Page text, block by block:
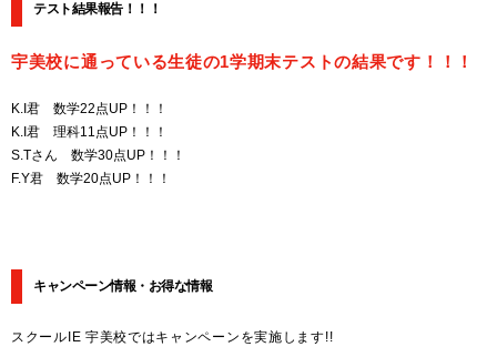
テスト結果報告！！！
宇美校に通っている生徒の1学期末テストの結果です！！！
K.I君 数学22点UP！！！
K.I君 理科11点UP！！！
S.Tさん 数学30点UP！！！
F.Y君 数学20点UP！！！
キャンペーン情報・お得な情報
スクールIE 宇美校ではキャンペーンを実施します!!